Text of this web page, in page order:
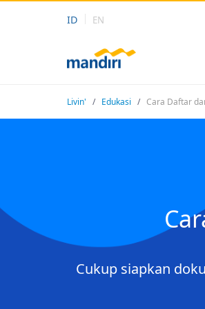
ID EN
Livin' / Edukasi / Cara Daftar
Cukup siapkan